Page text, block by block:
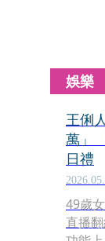
娛樂
王俐
萬」
日禮
49歲
直播